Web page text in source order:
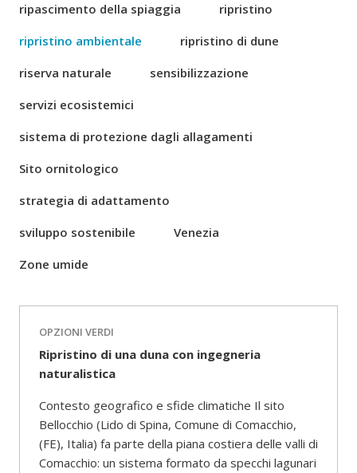
ripascimento della spiaggia
ripristino
ripristino ambientale
ripristino di dune
riserva naturale
sensibilizzazione
servizi ecosistemici
sistema di protezione dagli allagamenti
Sito ornitologico
strategia di adattamento
sviluppo sostenibile
Venezia
Zone umide
OPZIONI VERDI
Ripristino di una duna con ingegneria
naturalistica
Contesto geografico e sfide climatiche Il sito
Bellocchio (Lido di Spina, Comune di Comacchio,
(FE), Italia) fa parte della piana costiera delle valli di
Comacchio: un sistema formato da specchi lagunari